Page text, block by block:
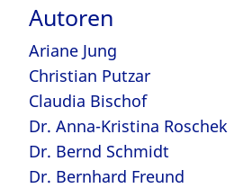
Autoren
Ariane Jung
Christian Putzar
Claudia Bischof
Dr. Anna-Kristina Roschek
Dr. Bernd Schmidt
Dr. Bernhard Freund